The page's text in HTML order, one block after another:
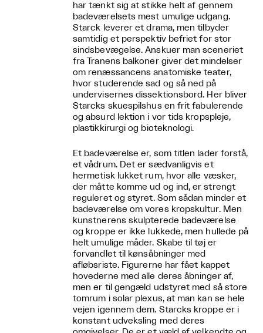
har tænkt sig at stikke helt af gennem
badeværelsets mest umulige udgang.
Starck leverer et drama, men tilbyder
samtidig et perspektiv befriet for stor
sindsbevægelse. Anskuer man sceneriet
fra Tranens balkoner giver det mindelser
om renæssancens anatomiske teater,
hvor studerende sad og så ned på
undervisernes dissektionsbord. Her bliver
Starcks skuespilshus en frit fabulerende
og absurd lektion i vor tids kropspleje,
plastikkirurgi og bioteknologi.
Et badeværelse er, som titlen lader forstå,
et vådrum. Det er sædvanligvis et
hermetisk lukket rum, hvor alle væsker,
der måtte komme ud og ind, er strengt
reguleret og styret. Som sådan minder et
badeværelse om vores kropskultur. Men
kunstnerens skulpterede badeværelse
og kroppe er ikke lukkede, men hullede på
helt umulige måder. Skabe til tøj er
forvandlet til kønsåbninger med
afløbsriste. Figurerne har fået kappet
hovederne med alle deres åbninger af,
men er til gengæld udstyret med så store
tomrum i solar plexus, at man kan se hele
vejen igennem dem. Starcks kroppe er i
konstant udveksling med deres